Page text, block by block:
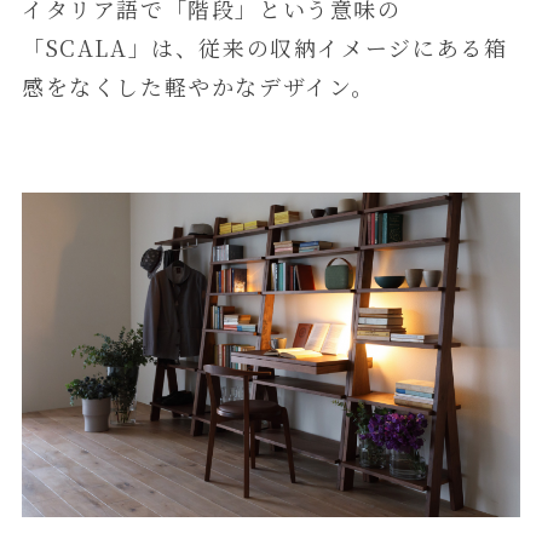
イタリア語で「階段」という意味の
「SCALA」は、従来の収納イメージにある箱
感をなくした軽やかなデザイン。